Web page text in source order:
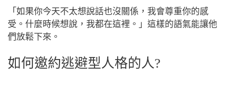
「如果你今天不太想說話也沒關係，我會尊重你的感
受。什麼時候想說，我都在這裡。」這樣的語氣能讓他
們放鬆下來。
如何邀約逃避型人格的人?